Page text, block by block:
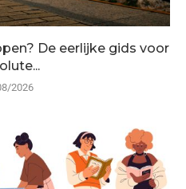
De eerlijke gids voor
2026